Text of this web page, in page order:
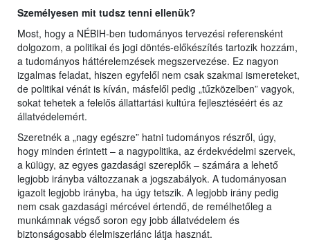
Személyesen mit tudsz tenni ellenük?
Most, hogy a NÉBIH-ben tudományos tervezési referensként
dolgozom, a politikai és jogi döntés-előkészítés tartozik hozzám,
a tudományos háttérelemzések megszervezése. Ez nagyon
izgalmas feladat, hiszen egyfelől nem csak szakmai ismereteket,
de politikai vénát is kíván, másfelől pedig „tűzközelben” vagyok,
sokat tehetek a felelős állattartási kultúra fejlesztéséért és az
állatvédelemért.
Szeretnék a „nagy egészre” hatni tudományos részről, úgy,
hogy minden érintett – a nagypolitika, az érdekvédelmi szervek,
a külügy, az egyes gazdasági szereplők – számára a lehető
legjobb irányba változzanak a jogszabályok. A tudományosan
igazolt legjobb irányba, ha úgy tetszik. A legjobb irány pedig
nem csak gazdasági mércével értendő, de remélhetőleg a
munkámnak végső soron egy jobb állatvédelem és
biztonságosabb élelmiszerlánc látja hasznát.